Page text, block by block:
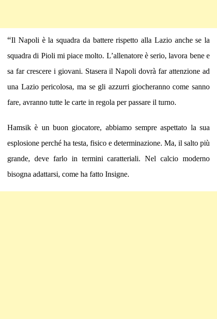
“Il Napoli è la squadra da battere rispetto alla Lazio anche se la
squadra di Pioli mi piace molto. L’allenatore è serio, lavora bene e
sa far crescere i giovani. Stasera il Napoli dovrà far attenzione ad
una Lazio pericolosa, ma se gli azzurri giocheranno come sanno
fare, avranno tutte le carte in regola per passare il turno.
Hamsik è un buon giocatore, abbiamo sempre aspettato la sua
esplosione perché ha testa, fisico e determinazione. Ma, il salto più
grande, deve farlo in termini caratteriali. Nel calcio moderno
bisogna adattarsi, come ha fatto Insigne.